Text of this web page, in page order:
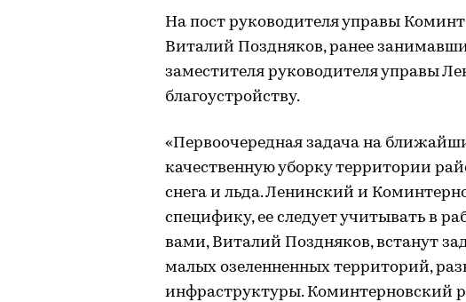
На пост руководителя управы
Виталий Поздняков, ранее
заместителя руководителя управы
благоустройству.
«Первоочередная задача на
качественную уборку территории
снега и льда. Ленинский и
специфику, ее следует учитывать в
вами, Виталий Поздняков, встанут
малых озеленненных территорий,
инфраструктуры. Коминтерновский